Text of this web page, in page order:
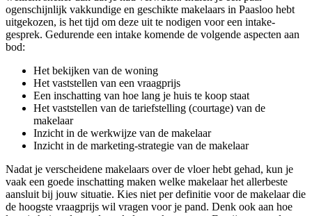
ogenschijnlijk vakkundige en geschikte makelaars in Paasloo hebt
uitgekozen, is het tijd om deze uit te nodigen voor een intake-
gesprek. Gedurende een intake komende de volgende aspecten aan
bod:
Het bekijken van de woning
Het vaststellen van een vraagprijs
Een inschatting van hoe lang je huis te koop staat
Het vaststellen van de tariefstelling (courtage) van de
makelaar
Inzicht in de werkwijze van de makelaar
Inzicht in de marketing-strategie van de makelaar
Nadat je verscheidene makelaars over de vloer hebt gehad, kun je
vaak een goede inschatting maken welke makelaar het allerbeste
aansluit bij jouw situatie. Kies niet per definitie voor de makelaar die
de hoogste vraagprijs wil vragen voor je pand. Denk ook aan hoe